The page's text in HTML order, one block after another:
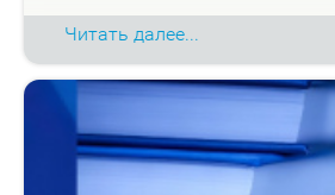
Читать далее...